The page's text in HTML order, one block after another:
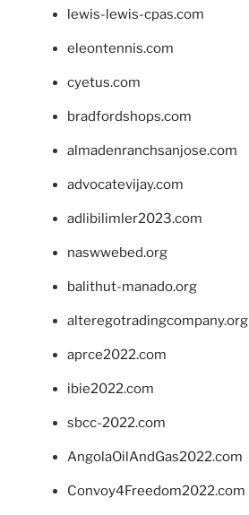
lewis-lewis-cpas.com
eleontennis.com
cyetus.com
bradfordshops.com
almadenranchsanjose.com
advocatevijay.com
adlibilimler2023.com
naswwebed.org
balithut-manado.org
alteregotradingcompany.org
aprce2022.com
ibie2022.com
sbcc-2022.com
AngolaOilAndGas2022.com
Convoy4Freedom2022.com